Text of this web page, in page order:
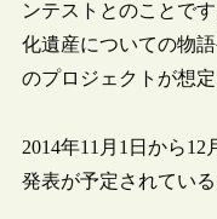
ンテストとのことで
化遺産についての物
のプロジェクトが想
2014年11月1日から
発表が予定されている